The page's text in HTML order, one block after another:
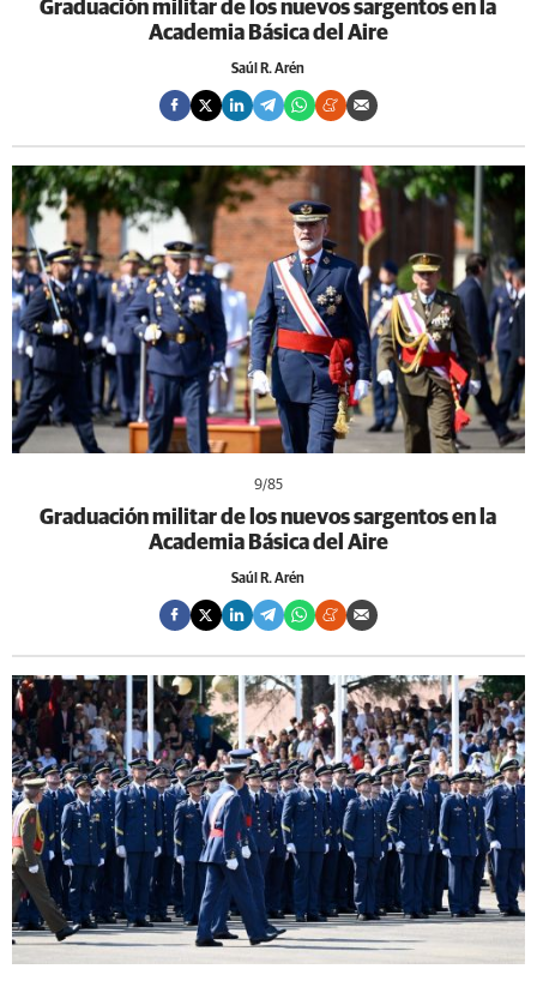
Graduación militar de los nuevos sargentos en la
Academia Básica del Aire
Saúl R. Arén
9/85
Graduación militar de los nuevos sargentos en la
Academia Básica del Aire
Saúl R. Arén